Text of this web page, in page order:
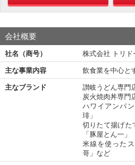
会社概要
社名（商号）
株式会社 トリ
主な事業内容
飲食業を中心と
主なブランド
讃岐うどん専門
炭火焼肉丼専門
ハワイアンパ
琲」
切りたて揚げた
「豚屋とん一」
米線を使った
哥」など